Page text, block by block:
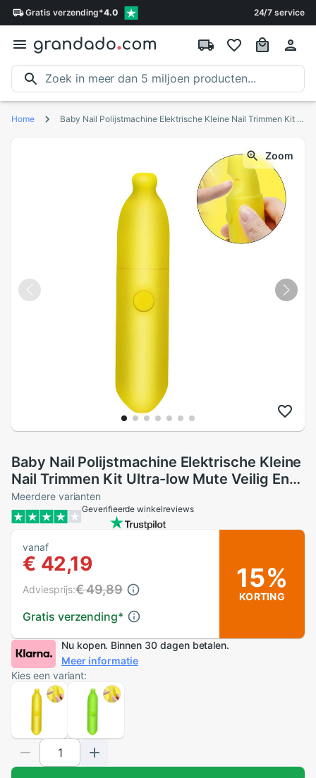
Gratis verzending*4.0 24/7 service
Home Baby Nail Polijstmachine Elektrische Kleine Nail Trimmen Kit Ultra-low Mute Veilig En Snel Trim En Polish Kleine Nagels
Zoom
Baby Nail Polijstmachine Elektrische Kleine
Nail Trimmen Kit Ultra-low Mute Veilig En
Snel Trim En Polish Kleine Nagels
Meerdere varianten
Geverifieerde winkelreviews
vanaf
€ 42,19
Gratis verzending*
Adviesprijs:€ 49,89 15%
KORTING
Nu kopen. Binnen 30 dagen betalen.
Meer informatie
Kies een variant: